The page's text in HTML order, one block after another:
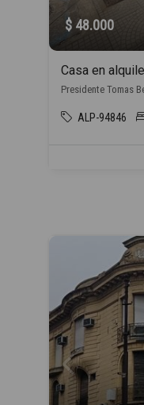
$ 48.000
Casa en
ALP-94846